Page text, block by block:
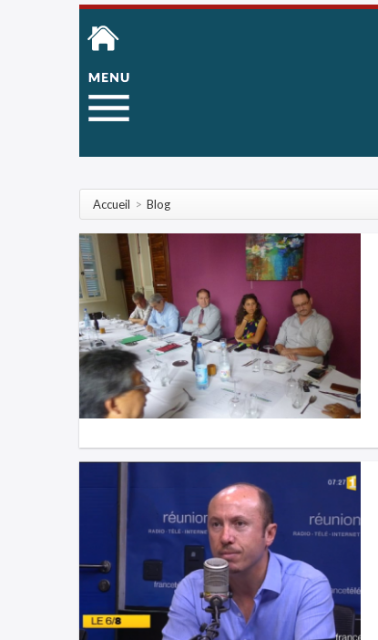
Accueil > Blog